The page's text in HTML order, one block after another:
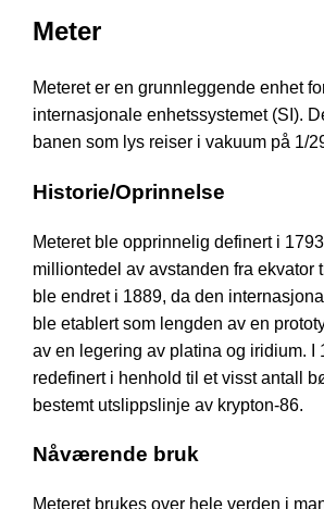
Meter
Meteret er en grunnleggende enhet
internasjonale enhetssystemet (SI).
banen som lys reiser i vakuum på 1/
Historie/Oprinnelse
Meteret ble opprinnelig definert i
milliontedel av avstanden fra ekvator
ble endret i 1889, da den
ble etablert som lengden av en
av en legering av platina og iridium. I
redefinert i henhold til et visst antall
bestemt utslippslinje av krypton-86.
Nåværende bruk
Meteret brukes over hele verden i